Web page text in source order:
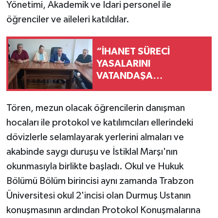
Yönetimi, Akademik ve İdari personel ile
öğrenciler ve aileleri katıldılar.
“İHANET SÜRECİ
YASALARINI
VATANDAŞA
Tören, mezun olacak öğrencilerin danışman
hocaları ile protokol ve katılımcıları ellerindeki
dövizlerle selamlayarak yerlerini almaları ve
akabinde saygı duruşu ve İstiklal Marşı'nın
okunmasıyla birlikte başladı. Okul ve Hukuk
Bölümü Bölüm birincisi aynı zamanda Trabzon
Üniversitesi okul 2'incisi olan Durmuş Ustanın
konuşmasının ardından Protokol Konuşmalarına